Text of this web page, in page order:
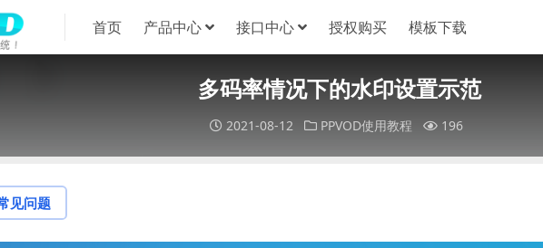
首页 产品中心 接口中心 授权购买 模板下载
多码率情况下的水印设置示范
2021-08-12 PPVOD使用教程 196
见问题